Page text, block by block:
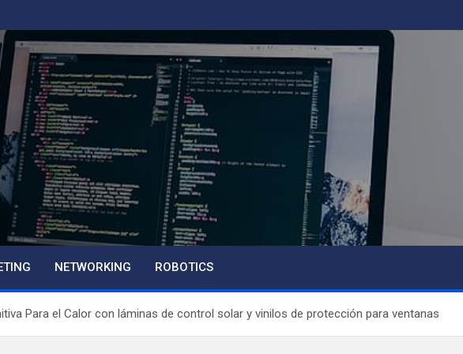
NETWORKING ROBOTICS
Para el Calor con láminas de control solar y vinilos de protección para ventanas